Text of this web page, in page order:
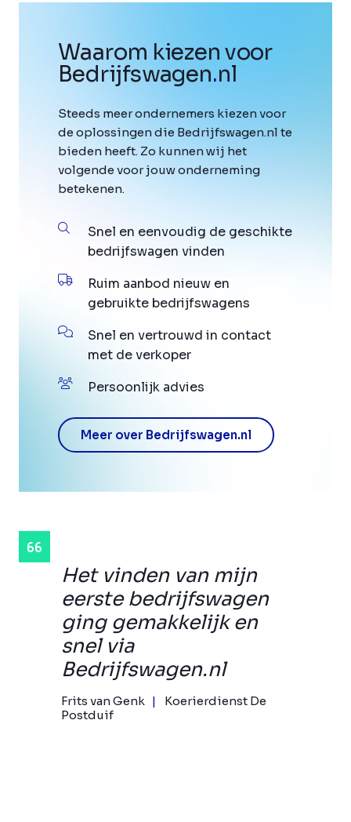
Het vinden van mijn
eerste bedrijfswagen
ging gemakkelijk en
snel via
Bedrijfswagen.nl
Frits van Genk
Koerierdienst De
Postduif
Waarom kiezen voor
Bedrijfswagen.nl
Steeds meer ondernemers kiezen voor
de oplossingen die Bedrijfswagen.nl te
bieden heeft. Zo kunnen wij het
volgende voor jouw onderneming
betekenen.
Snel en eenvoudig de geschikte
bedrijfswagen vinden
Ruim aanbod nieuw en
gebruikte bedrijfswagens
Snel en vertrouwd in contact
met de verkoper
Persoonlijk advies
Meer over Bedrijfswagen.nl